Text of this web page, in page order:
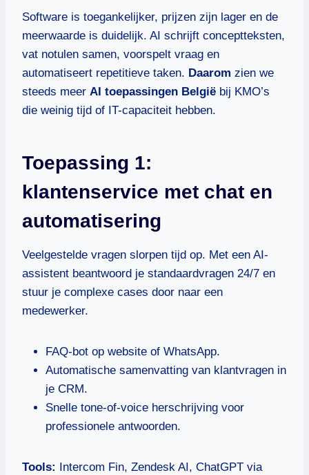
Software is toegankelijker, prijzen zijn lager en de
meerwaarde is duidelijk. AI schrijft conceptteksten,
vat notulen samen, voorspelt vraag en
automatiseert repetitieve taken. Daarom zien we
steeds meer AI toepassingen België bij KMO’s
die weinig tijd of IT-capaciteit hebben.
Toepassing 1:
klantenservice met chat en
automatisering
Veelgestelde vragen slorpen tijd op. Met een AI-
assistent beantwoord je standaardvragen 24/7 en
stuur je complexe cases door naar een
medewerker.
FAQ-bot op website of WhatsApp.
Automatische samenvatting van klantvragen in
je CRM.
Snelle tone-of-voice herschrijving voor
professionele antwoorden.
Tools: Intercom Fin, Zendesk AI, ChatGPT via